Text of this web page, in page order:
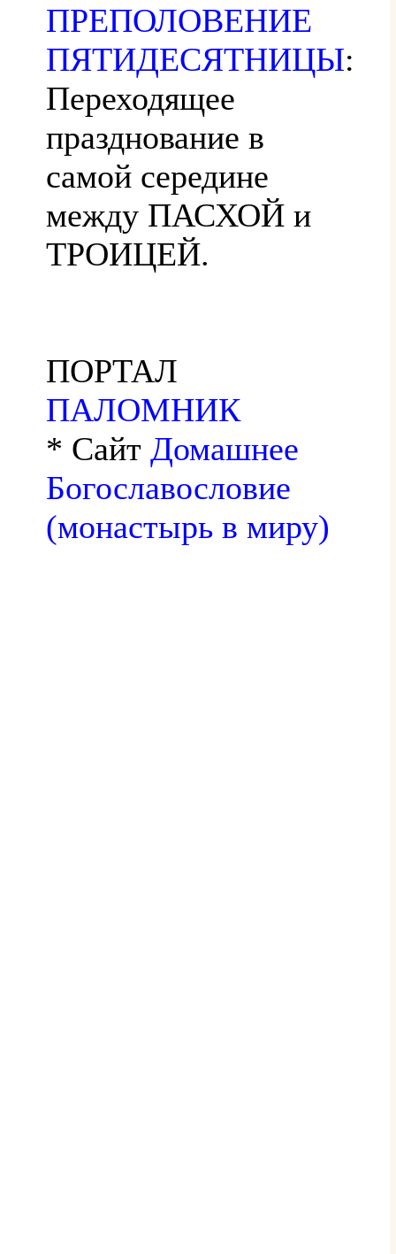
ПРЕПОЛОВЕНИЕ
ПЯТИДЕСЯТНИЦЫ:
Переходящее
празднование в
самой середине
между ПАСХОЙ и
ТРОИЦЕЙ.
ПОРТАЛ
ПАЛОМНИК
* Сайт Домашнее
Богославословие
(монастырь в миру)